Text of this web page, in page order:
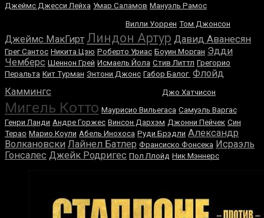
Джеймс Джесси Лейха Умар Саламов Мануэль Рамос
Вилли Уоррен Том Джонсон
Джеймс МакГирт Линдон Артур Давид Аванесян
Грег Сантос Никита Цзю Роберто Уриас Боуин Морган Эдди
Чемберс Шеннон Грей Исмаель Йола Стив Литтл Грегорио
Перальта Кит Турман Энтони Джонс Габор Балог Флойд
Каммингс
Джо Хатчисон
Мигель Котто Маурисио Вильегаса Самуэль Варгас
Генри Ланди Андре Горжес Винсон Дархэм Джонни Пейчек Син
Терао Марио Коули Абель Инохоса Руди Брэдли Александр
Волкановски Лайнел Батлер Франсиско Фонсека Исраэль
Гонсалес Джейк Родригес Пол Ллойд Ник Мэннерс